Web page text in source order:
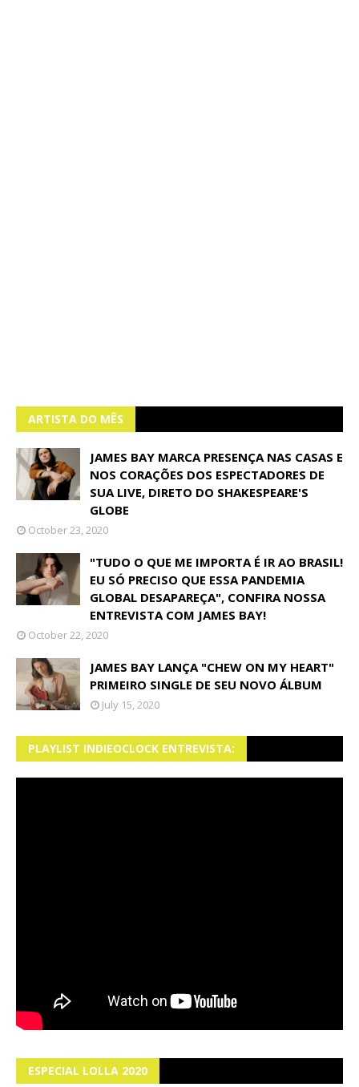
ARTISTA DO MÊS
JAMES BAY MARCA PRESENÇA NAS CASAS E
NOS CORAÇÕES DOS ESPECTADORES DE
SUA LIVE, DIRETO DO SHAKESPEARE'S
GLOBE
October 23, 2020
"TUDO O QUE ME IMPORTA É IR AO BRASIL!
EU SÓ PRECISO QUE ESSA PANDEMIA
GLOBAL DESAPAREÇA", CONFIRA NOSSA
ENTREVISTA COM JAMES BAY!
October 22, 2020
JAMES BAY LANÇA "CHEW ON MY HEART"
PRIMEIRO SINGLE DE SEU NOVO ÁLBUM
July 15, 2020
PLAYLIST INDIEOCLOCK ENTREVISTA:
ESPECIAL LOLLA 2020